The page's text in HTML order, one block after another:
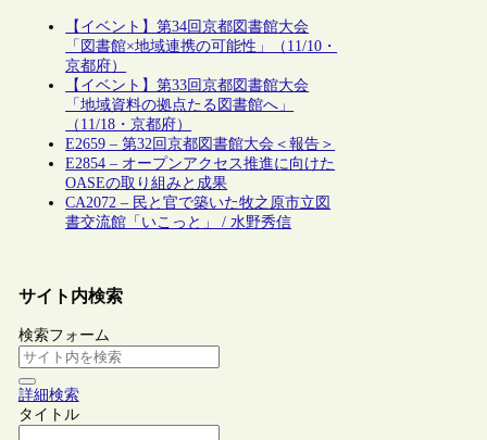
【イベント】第34回京都図書館大会
「図書館×地域連携の可能性」（11/10・
京都府）
【イベント】第33回京都図書館大会
「地域資料の拠点たる図書館へ」
（11/18・京都府）
E2659 – 第32回京都図書館大会＜報告＞
E2854 – オープンアクセス推進に向けた
OASEの取り組みと成果
CA2072 – 民と官で築いた牧之原市立図
書交流館「いこっと」 / 水野秀信
サイト内検索
検索フォーム
詳細検索
タイトル